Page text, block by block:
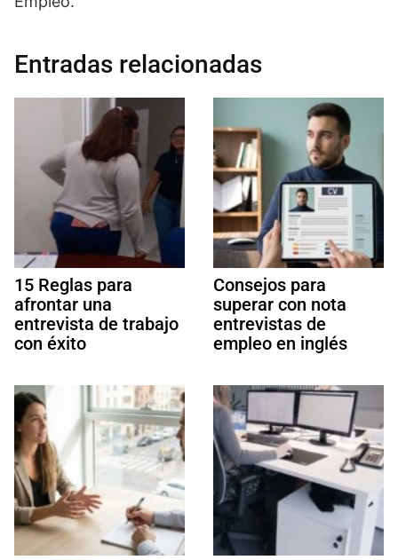
Entradas relacionadas
15 Reglas para
afrontar una
entrevista de trabajo
con éxito
Consejos para
superar con nota
entrevistas de
empleo en inglés